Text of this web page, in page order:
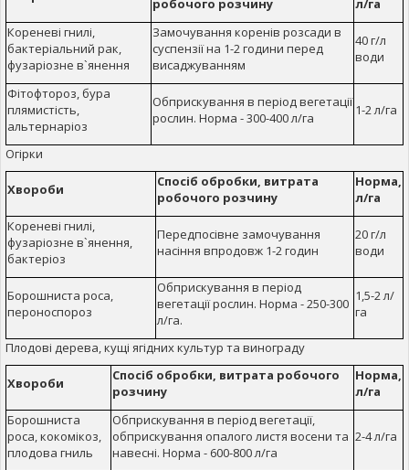
Кореневі гнилі,
бактеріальний рак,
фузаріозне в`янення
Замочування коренів розсади в
суспензії на 1-2 години перед
висаджуванням
40 г/л
води
Фітофтороз, бура
плямистість,
альтернаріоз
Обприскування в період вегетації
рослин. Норма - 300-400 л/га
1-2 л/га
Огірки
Хвороби
Спосіб обробки, витрата
робочого розчину
Норма,
л/га
Кореневі гнилі,
фузаріозне в`янення,
бактеріоз
Передпосівне замочування
насіння впродовж 1-2 годин
20 г/л
води
Борошниста роса,
пероноспороз
Обприскування в період
вегетації рослин. Норма - 250-300
л/га.
1,5-2 л/
га
Плодові дерева, кущі ягідних культур та винограду
Хвороби
Спосіб обробки, витрата робочого
розчину
Норма,
л/га
Борошниста
роса, кокомікоз,
плодова гниль
Обприскування в період вегетації,
обприскування опалого листя восени та
навесні. Норма - 600-800 л/га
2-4 л/га